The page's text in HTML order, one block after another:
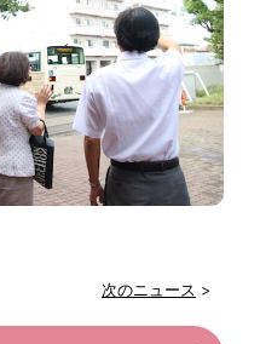
次のニュース >